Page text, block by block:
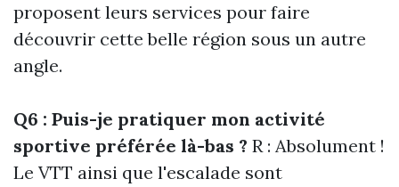
proposent leurs services pour faire
découvrir cette belle région sous un autre
angle.
Q6 : Puis-je pratiquer mon activité
sportive préférée là-bas ? R : Absolument !
Le VTT ainsi que l'escalade sont